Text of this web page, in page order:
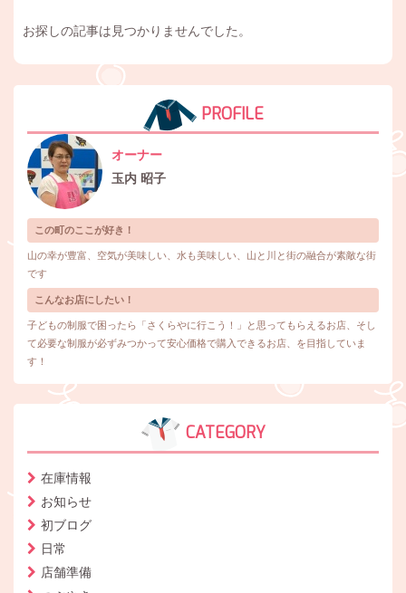
お探しの記事は見つかりませんでした。
PROFILE
オーナー
玉内 昭子
この町のここが好き！
山の幸が豊富、空気が美味しい、水も美味しい、山と川と街の融合が素敵な街
です
こんなお店にしたい！
子どもの制服で困ったら「さくらやに行こう！」と思ってもらえるお店、そし
て必要な制服が必ずみつかって安心価格で購入できるお店、を目指していま
す！
CATEGORY
在庫情報
お知らせ
初ブログ
日常
店舗準備